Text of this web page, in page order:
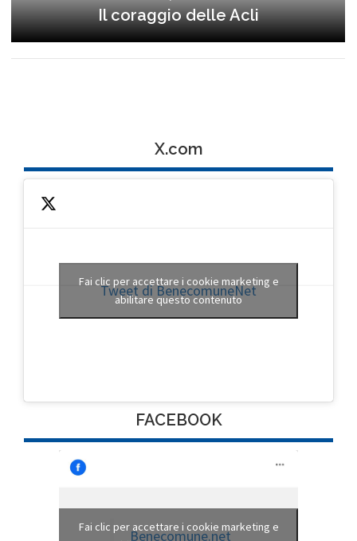
Il coraggio delle Acli
X.com
Tweet di BenecomuneNet
Fai clic per accettare i cookie marketing e
abilitare questo contenuto
FACEBOOK
Benecomune.net
Fai clic per accettare i cookie marketing e